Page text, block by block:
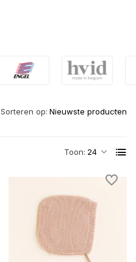
Toon:
Sorteren op: